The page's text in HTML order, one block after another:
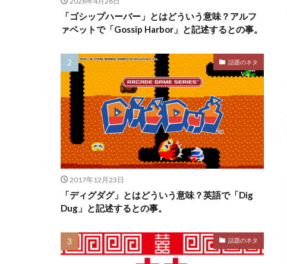
「ゴシップハーバー」とはどういう意味？アルフ
ァベットで「Gossip Harbor」と記述するとの事。
話題のネタ
2017年12月23日
「ディグダグ」とはどういう意味？英語で「Dig
Dug」と記述するとの事。
話題のネタ